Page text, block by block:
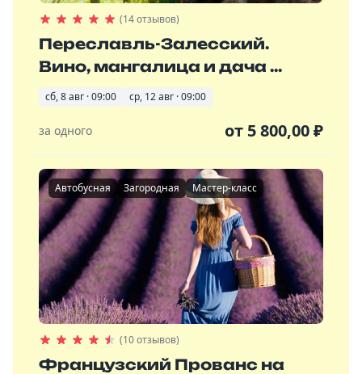
(14 отзывов)
Переславль-Залесский.
Вино, мангалица и дача ...
сб, 8 авг · 09:00 ср, 12 авг · 09:00
за одного от 5 800,00₽
Автобусная Загородная Мастер-класс
(10 отзывов)
Французский Прованс на